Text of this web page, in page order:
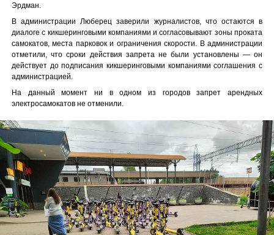
Эрдман.
В администрации Люберец заверили журналистов, что остаются в
диалоге с кикшеринговыми компаниями и согласовывают зоны проката
самокатов, места парковок и ограничения скорости. В администрации
отметили, что сроки действия запрета не были установлены — он
действует до подписания кикшеринговыми компаниями соглашения с
администрацией.
На данный момент ни в одном из городов запрет арендных
электросамокатов не отменили.